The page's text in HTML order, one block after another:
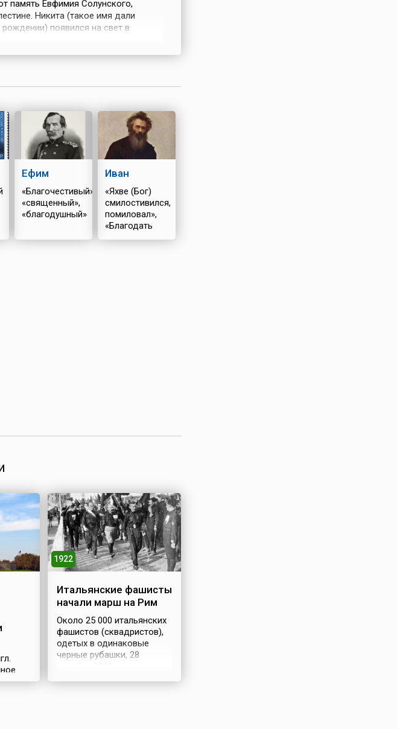
либо оборонялось, либо
вело наступательную
тактик...
память Евфимия Солунского,
Никита (такое имя дали
появился на свет в
Ефим
«Благочестивый»,
«священный»,
«благодушный»
Иван
«Яхве (Бог)
смилостивился,
помиловал»,
«Благодать
Божия»
1922
Итальянские фашисты
начали марш на Рим
Около 25 000 итальянских
фашистов (сквадристов),
одетых в одинаковые
черные рубашки, 28